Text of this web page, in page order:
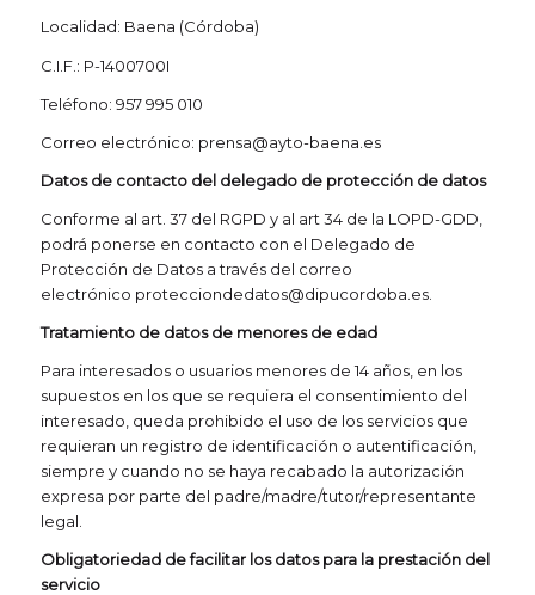
Localidad: Baena (Córdoba)
C.I.F.: P-1400700I
Teléfono: 957 995 010
Correo electrónico: prensa@ayto-baena.es
Datos de contacto del delegado de protección de datos
Conforme al art. 37 del RGPD y al art 34 de la LOPD-GDD,
podrá ponerse en contacto con el Delegado de
Protección de Datos a través del correo
electrónico protecciondedatos@dipucordoba.es.
Tratamiento de datos de menores de edad
Para interesados o usuarios menores de 14 años, en los
supuestos en los que se requiera el consentimiento del
interesado, queda prohibido el uso de los servicios que
requieran un registro de identificación o autentificación,
siempre y cuando no se haya recabado la autorización
expresa por parte del padre/madre/tutor/representante
legal.
Obligatoriedad de facilitar los datos para la prestación del
servicio